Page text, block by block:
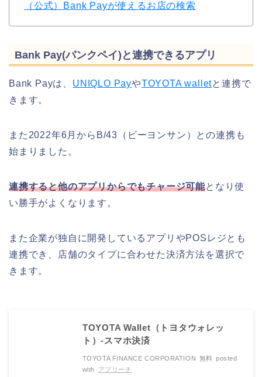
（公式）Bank Payが使えるお店の検索
Bank Pay(バンクペイ)と連携できるアプリ
Bank Payは、 UNIQLO PayやTOYOTA walletと連携で
きます。
また2022年6月からB/43（ビーヨンサン）との連携も
始まりました。
連携すると他のアプリからでもチャージ可能となり使
い勝手がよくなります。
また企業が独自に開発しているアプリやPOSレジとも
連携でき、店舗のタイプに合わせた決済方法を選択で
きます。
TOYOTA Wallet（トヨタウォレッ
ト）-スマホ決済
TOYOTA FINANCE CORPORATION 無料 posted
with
アプリーチ